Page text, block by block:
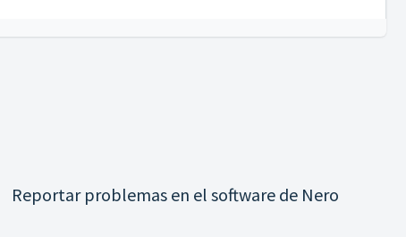
Reportar problemas en el software de Nero